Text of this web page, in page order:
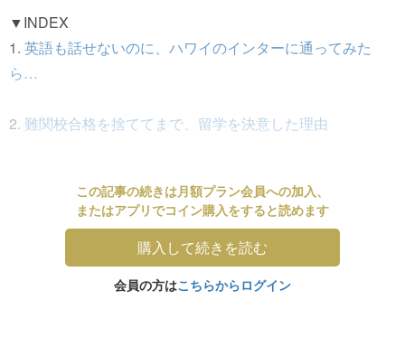
▼INDEX
1. 英語も話せないのに、ハワイのインターに通ってみた
ら…
2. 難関校合格を捨ててまで、留学を決意した理由
この記事の続きは月額プラン会員への加入、
またはアプリでコイン購入をすると読めます
購入して続きを読む
会員の方はこちらからログイン